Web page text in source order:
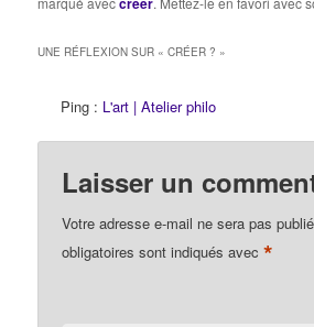
UNE RÉFLEXION SUR «CRÉER ? »
Ping : L'art | Atelier philo
Laisser un
Votre adresse e-mail ne sera pas
obligatoires sont indiqués avec*